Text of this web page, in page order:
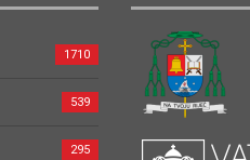
1710
539
295